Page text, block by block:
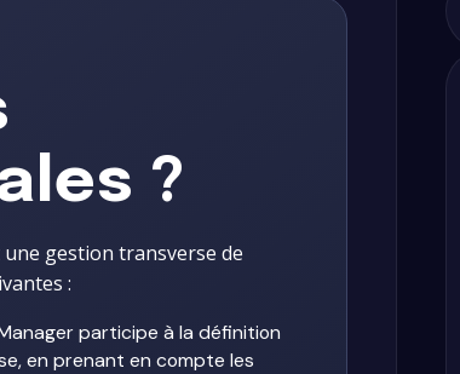
?
gestion transverse de
:
participe à la définition
en prenant en compte les